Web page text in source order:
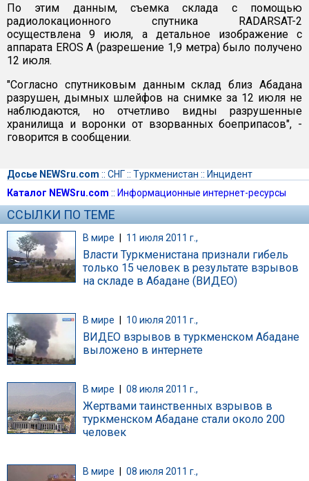
По этим данным, съемка склада с помощью
радиолокационного спутника RADARSAT-2
осуществлена 9 июля, а детальное изображение с
аппарата EROS A (разрешение 1,9 метра) было получено
12 июля.
"Согласно спутниковым данным склад близ Абадана
разрушен, дымных шлейфов на снимке за 12 июля не
наблюдаются, но отчетливо видны разрушенные
хранилища и воронки от взорванных боеприпасов", -
говорится в сообщении.
Досье NEWSru.com :: СНГ:: Туркменистан :: Инцидент
Каталог NEWSru.com :: Информационные интернет-ресурсы
ССЫЛКИ ПО ТЕМЕ
В мире | 11 июля 2011 г.,
Власти Туркменистана признали гибель
только 15 человек в результате взрывов
на складе в Абадане (ВИДЕО)
В мире 10 июля 2011 г.,
ВИДЕО взрывов в туркменском Абадане
выложено в интернете
В мире 08 июля 2011 г.,
Жертвами таинственных взрывов в
туркменском Абадане стали около 200
человек
В мире 08 июля 2011 г.,